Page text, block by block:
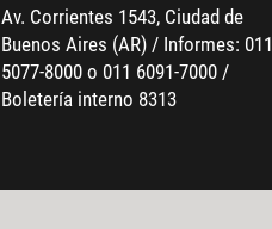
Av. Corrientes 1543, Ciudad de
Buenos Aires (AR) / Informes: 011
5077-8000 o 011 6091-7000 /
Boletería interno 8313